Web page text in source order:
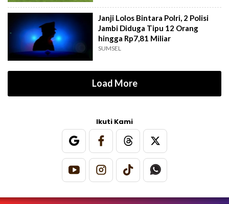
Janji Lolos Bintara Polri, 2 Polisi
Jambi Diduga Tipu 12 Orang
hingga Rp7,81 Miliar
SUMSEL
Load More
Ikuti Kami